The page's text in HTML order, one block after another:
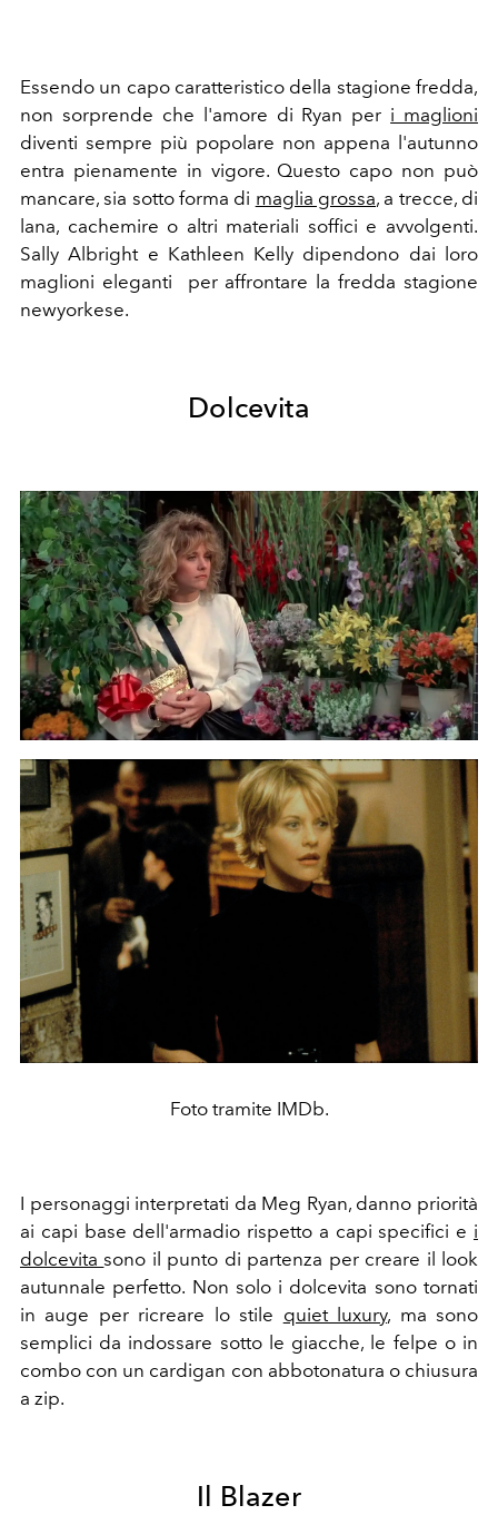
Essendo un capo caratteristico della stagione fredda,
non sorprende che l'amore di Ryan per i maglioni
diventi sempre più popolare non appena l'autunno
entra pienamente in vigore. Questo capo non può
mancare, sia sotto forma di maglia grossa, a trecce, di
lana, cachemire o altri materiali soffici e avvolgenti.
Sally Albright e Kathleen Kelly dipendono dai loro
maglioni eleganti per affrontare la fredda stagione
newyorkese.
Dolcevita
Foto tramite IMDb.
I personaggi interpretati da Meg Ryan, danno priorità
ai capi base dell'armadio rispetto a capi specifici e i
dolcevitasono il punto di partenza per creare il look
autunnale perfetto. Non solo i dolcevita sono tornati
in auge per ricreare lo stile quiet luxury, ma sono
semplici da indossare sotto le giacche, le felpe o in
combo con un cardigan con abbotonatura o chiusura
a zip.
Il Blazer